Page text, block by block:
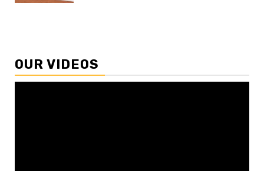
OUR VIDEOS